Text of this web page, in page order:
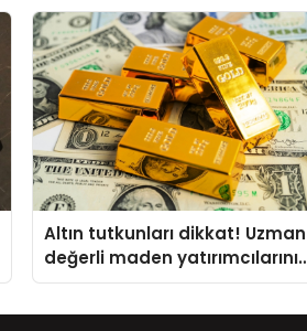
Altın tutkunları dikkat!
değerli maden yatırımcılarını
uyardı!